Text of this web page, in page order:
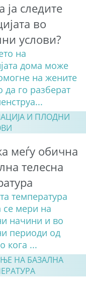
ја следите
во
услови?
на
дома може
на жените
да го разберат
И ПЛОДНИ
меѓу обична
телесна
температура
мери на
начини и во
периоди од
кога ...
НА БАЗАЛНА